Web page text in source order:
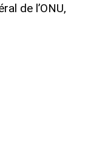
de l’ONU,